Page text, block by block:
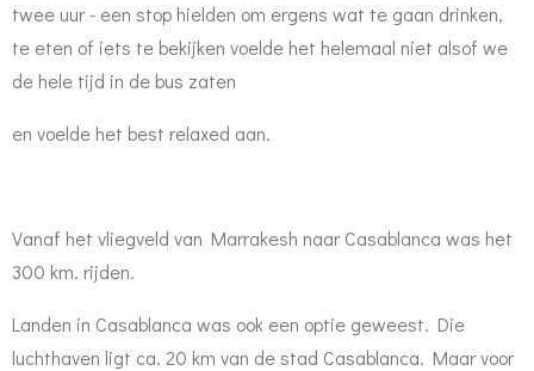
twee uur - een stop hielden om ergens wat te gaan drinken,
te eten of iets te bekijken voelde het helemaal niet alsof we
de hele tijd in de bus zaten
en voelde het best relaxed aan.
Vanaf het vliegveld van Marrakesh naar Casablanca was het
300 km. rijden.
Landen in Casablanca was ook een optie geweest. Die
luchthaven ligt ca. 20 km van de stad Casablanca. Maar voor